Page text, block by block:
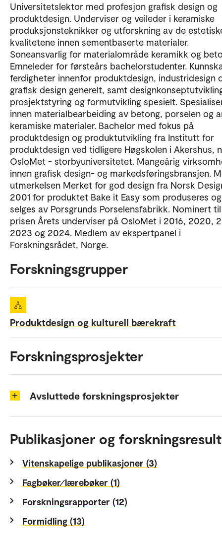
Universitetslektor med profesjon grafisk design og
produktdesign. Underviser og veileder i keramiske
produksjonsteknikker og utforskning av de
kvalitetene innen sementbaserte materialer.
Soneansvarlig for materialområde keramikk og
Emneleder for førsteårs bachelorstudenter.
ferdigheter innenfor produktdesign, industridesign
grafisk design generelt, samt
prosjektstyring og formutvikling spesielt.
innen materialbearbeiding av betong, porselen og
keramiske materialer. Bachelor med fokus på
produktdesign og produktutvikling fra Institutt for
produktdesign ved tidligere Høgskolen i Akershus,
OsloMet - storbyuniversitetet. Mangeårig
innen grafisk design- og markedsføringsbransjen.
utmerkelsen Merket for god design fra Norsk
2001 for produktet Bake it Easy som produseres og
selges av Porsgrunds Porselensfabrikk. Nominert til
prisen Årets underviser på OsloMet i 2016, 2020,
2023 og 2024. Medlem av ekspertpanel i
Forskningsrådet, Norge.
Forskningsgrupper
Produktdesign og kulturell bærekraft
Forskningsprosjekter
Avsluttede forskningsprosjekter
Publikasjoner og
Vitenskapelige publikasjoner (3)
Fagbøker⁄lærebøker (1)
Forskningsrapporter (12)
Formidling (13)